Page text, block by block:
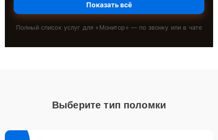
Показать всё
Полный список услуг для « Монитор » — по звонку или в чате
Выберите тип поломки